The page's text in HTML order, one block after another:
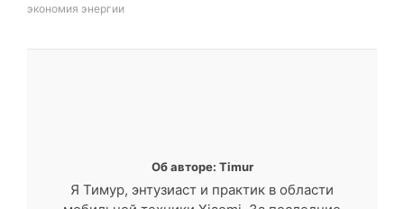
экономия энергии
Об авторе: Timur
Я Тимур, энтузиаст и практик в области